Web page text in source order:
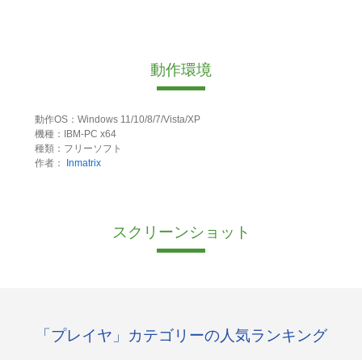
動作環境
動作OS：Windows 11/10/8/7/Vista/XP
機種：IBM-PC x64
種類：フリーソフト
作者：
Inmatrix
スクリーンショット
「プレイヤ」カテゴリーの人気ランキング